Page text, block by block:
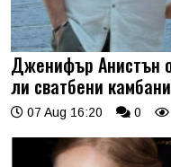
Дженифър Анистън
ли сватбени
07 Aug 16:20 0